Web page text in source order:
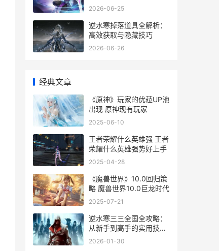
副本与心法搭配
2026-06-25
逆水寒掉落道具全解析：
高效获取与隐藏技巧
2026-06-26
经典文章
《原神》玩家的优菈UP池
出现 原神现有玩家
2025-06-10
王者荣耀什么英雄强 王者
荣耀什么英雄强势好上手
2025-04-28
《魔兽世界》10.0回归策
略 魔兽世界10.0巨龙时代
2025-07-21
逆水寒三三全国全攻略：
从新手到高手的实用技巧
大揭秘
2026-01-30